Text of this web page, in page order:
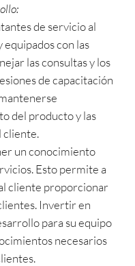
de servicio al
con las
las consultas y los
de capacitación
del producto y las
cliente.
un conocimiento
Esto permite a
cliente proporcionar
Invertir en
para su equipo
necesarios